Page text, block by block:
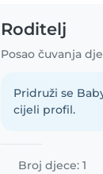
Roditelj
Pridruži se
cijeli profil.
Broj djece: 1